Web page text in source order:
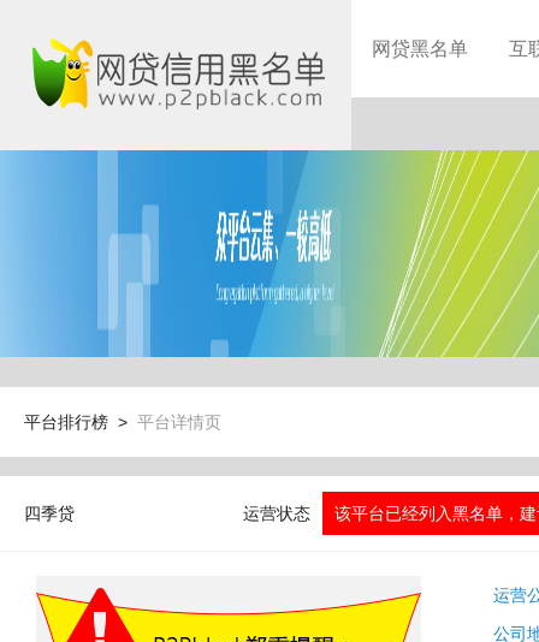
网贷黑名单 互
平台排行榜 > 平台详情页
四季贷 运营状态 该平台已经列入黑名单，
运营
公司